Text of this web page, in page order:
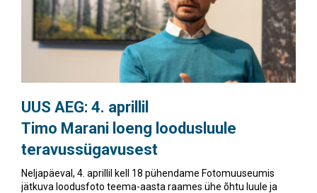
UUS AEG: 4. aprillil
Timo Marani loeng loodusluule
teravussügavusest
Neljapäeval, 4. aprillil kell 18 pühendame Fotomuuseumis
jätkuva loodusfoto teema-aasta raames ühe õhtu luule ja